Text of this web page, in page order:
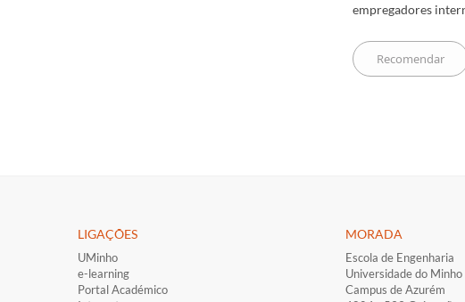
empregadores
LIGAÇÕES​
UMinho
e-learning
Portal Académico
MORADA
Escola de Engenharia
Universidade do Minho
Campus de Azurém